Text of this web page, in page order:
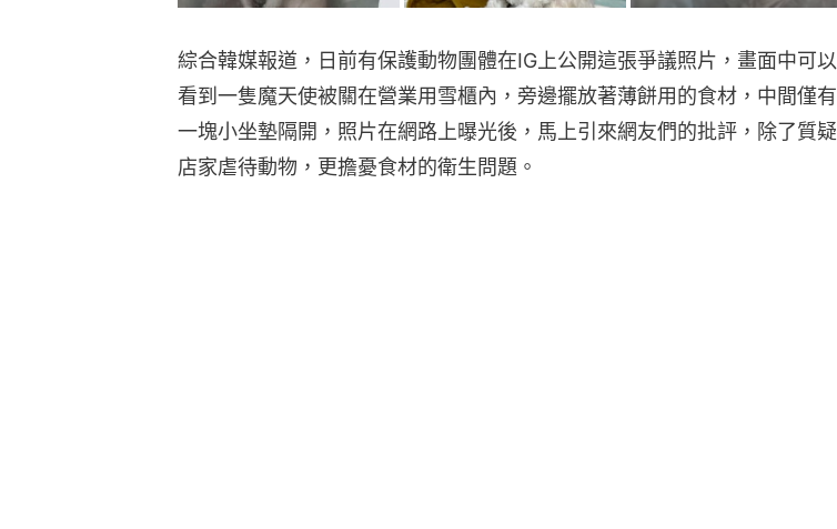
綜合韓媒報道，日前有保護動物團體在IG上公開這張爭議照片，畫面中可以
看到一隻魔天使被關在營業用雪櫃內，旁邊擺放著薄餅用的食材，中間僅有
一塊小坐墊隔開，照片在網路上曝光後，馬上引來網友們的批評，除了質疑
店家虐待動物，更擔憂食材的衛生問題。